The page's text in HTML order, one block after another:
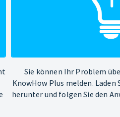
Sie können Ihr Problem
KnowHow Plus melden.
herunter und folgen Sie den